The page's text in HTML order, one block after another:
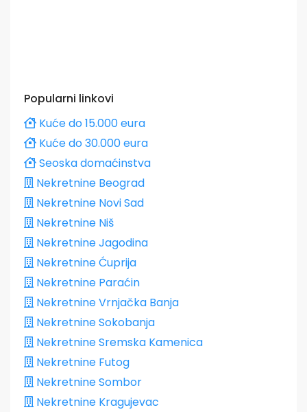
Popularni linkovi
Kuće do 15.000 eura
Kuće do 30.000 eura
Seoska domaćinstva
Nekretnine Beograd
Nekretnine Novi Sad
Nekretnine Niš
Nekretnine Jagodina
Nekretnine Ćuprija
Nekretnine Paraćin
Nekretnine Vrnjačka Banja
Nekretnine Sokobanja
Nekretnine Sremska Kamenica
Nekretnine Futog
Nekretnine Sombor
Nekretnine Kragujevac